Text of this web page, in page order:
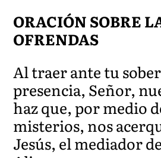
ORACIÓN SOBRE
OFRENDAS
Al traer ante tu
presencia, Señor,
haz que, por medio
misterios, nos
Jesús, el mediador